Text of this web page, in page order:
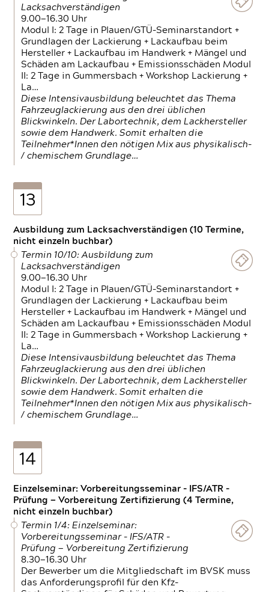
Lacksachverständigen
9.00—16.30 Uhr
Modul I: 2 Tage in Plauen/GTÜ-Seminarstandort +
Grundlagen der Lackierung + Lackaufbau beim
Hersteller + Lackaufbau im Handwerk + Mängel und
Schäden am Lackaufbau + Emissionsschäden Modul
II: 2 Tage in Gummersbach + Workshop Lackierung +
La…
Diese Intensivausbildung beleuchtet das Thema
Fahrzeuglackierung aus den drei üblichen
Blickwinkeln. Der Labortechnik, dem Lackhersteller
sowie dem Handwerk. Somit erhalten die
Teilnehmer*Innen den nötigen Mix aus physikalisch-
/ chemischem Grundlage…
13
Ausbildung zum Lacksachverständigen (10 Termine,
nicht einzeln buchbar)
Termin 10/10: Ausbildung zum
Lacksachverständigen
9.00—16.30 Uhr
Modul I: 2 Tage in Plauen/GTÜ-Seminarstandort +
Grundlagen der Lackierung + Lackaufbau beim
Hersteller + Lackaufbau im Handwerk + Mängel und
Schäden am Lackaufbau + Emissionsschäden Modul
II: 2 Tage in Gummersbach + Workshop Lackierung +
La…
Diese Intensivausbildung beleuchtet das Thema
Fahrzeuglackierung aus den drei üblichen
Blickwinkeln. Der Labortechnik, dem Lackhersteller
sowie dem Handwerk. Somit erhalten die
Teilnehmer*Innen den nötigen Mix aus physikalisch-
/ chemischem Grundlage…
14
Einzelseminar: Vorbereitungsseminar - IFS/ATR -
Prüfung — Vorbereitung Zertifizierung (4 Termine,
nicht einzeln buchbar)
Termin 1/4: Einzelseminar:
Vorbereitungsseminar - IFS/ATR -
Prüfung — Vorbereitung Zertifizierung
8.30—16.30 Uhr
Der Bewerber um die Mitgliedschaft im BVSK muss
das Anforderungsprofil für den Kfz-